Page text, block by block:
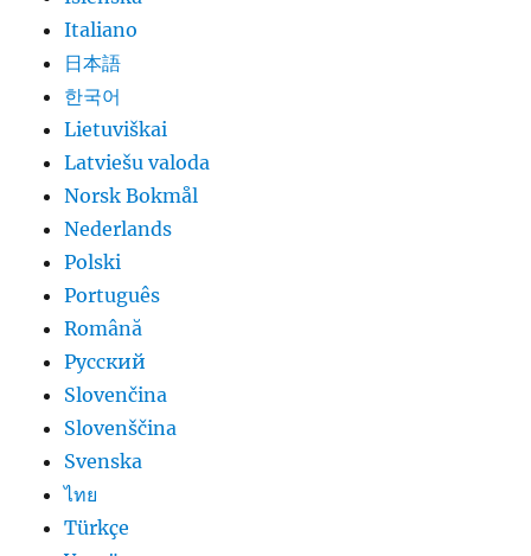
Italiano
日本語
한국어
Lietuviškai
Latviešu valoda
Norsk Bokmål
Nederlands
Polski
Português
Română
Русский
Slovenčina
Slovenščina
Svenska
ไทย
Türkçe